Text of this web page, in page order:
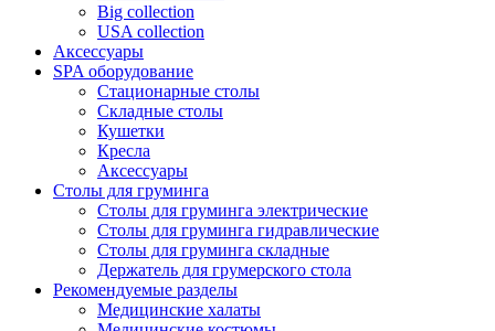
Big collection
USA collection
Аксессуары
SPA оборудование
Стационарные столы
Складные столы
Кушетки
Кресла
Аксессуары
Столы для груминга
Столы для груминга электрические
Столы для груминга гидравлические
Столы для груминга складные
Держатель для грумерского стола
Рекомендуемые разделы
Медицинские халаты